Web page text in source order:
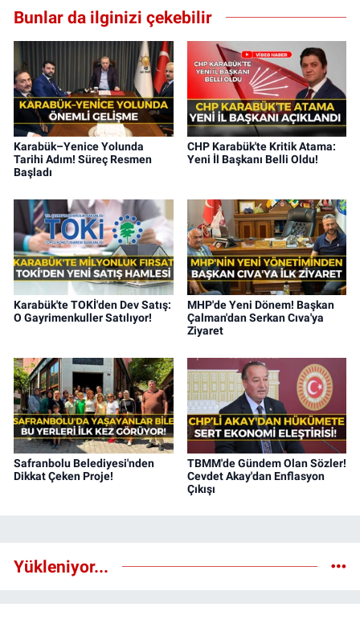
Bunlar da ilginizi çekebilir
Karabük–Yenice Yolunda
Tarihi Adım! Süreç Resmen
Başladı
CHP Karabük'te Kritik Atama:
Yeni İl Başkanı Belli Oldu!
Karabük'te TOKİ'den Dev Satış:
O Gayrimenkuller Satılıyor!
MHP'de Yeni Dönem! Başkan
Çalman'dan Serkan Cıva'ya
Ziyaret
Safranbolu Belediyesi'nden
Dikkat Çeken Proje!
TBMM'de Gündem Olan Sözler!
Cevdet Akay'dan Enflasyon
Çıkışı
Yükleniyor...